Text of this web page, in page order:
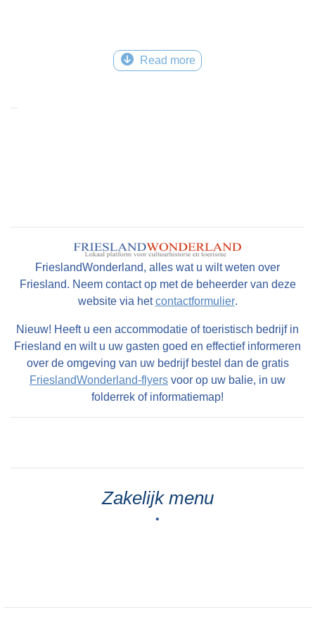
Read more
FrieslandWonderland, alles wat u wilt weten over
Friesland. Neem contact op met de beheerder van deze
website via hetcontactformulier.
Nieuw! Heeft u een accommodatie of toeristisch bedrijf in
Friesland en wilt u uw gasten goed en effectief informeren
over de omgeving van uw bedrijf bestel dan de gratis
FrieslandWonderland-flyers voor op uw balie, in uw
folderrek of informatiemap!
Zakelijk menu
•